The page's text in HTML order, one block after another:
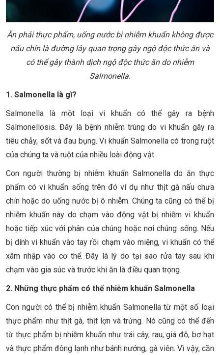
Ăn phải thực phẩm, uống nước bị nhiễm khuẩn không được
nấu chín là đường lây quan trọng gây ngộ độc thức ăn và
có thể gây thành dịch ngộ độc thức ăn do nhiễm
Salmonella.
1. Salmonella là gì?
Salmonella là một loại vi khuẩn có thể gây ra bệnh
Salmonellosis. Đây là bệnh nhiễm trùng do vi khuẩn gây ra
tiêu chảy, sốt và đau bụng. Vi khuẩn Salmonella có trong ruột
của chúng ta và ruột của nhiều loài động vật.
Con người thường bị nhiễm khuẩn Salmonella do ăn thực
phẩm có vi khuẩn sống trên đó ví dụ như thịt gà nấu chưa
chín hoặc do uống nước bị ô nhiễm. Chúng ta cũng có thể bị
nhiễm khuẩn này do chạm vào động vật bị nhiễm vi khuẩn
hoặc tiếp xúc với phân của chúng hoặc nơi chúng sống. Nếu
bị dính vi khuẩn vào tay rồi chạm vào miệng, vi khuẩn có thể
xâm nhập vào cơ thể. Đây là lý do tại sao rửa tay sau khi
chạm vào gia súc và trước khi ăn là điều quan trọng.
2. Những thực phẩm có thể nhiễm khuẩn Salmonella
Con người có thể bị nhiễm khuẩn Salmonella từ một số loại
thực phẩm như thịt gà, thịt lợn và trứng. Nó cũng có thể đến
từ thực phẩm bị nhiễm khuẩn như trái cây, rau, giá đỗ, bơ hạt
và thực phẩm đông lạnh như bánh nướng, gà viên. Vì vậy, cần